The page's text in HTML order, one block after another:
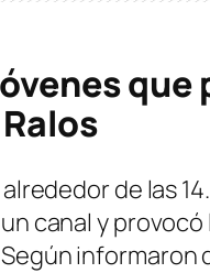
de las
canal y
informaron